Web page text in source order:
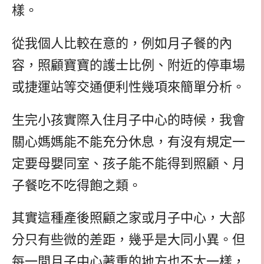
樣。
從我個人比較在意的，例如月子餐的內
容，照顧寶寶的護士比例、附近的停車場
或捷運站等交通便利性幾項來簡單分析。
生完小孩實際入住月子中心的時候，我會
關心媽媽能不能充分休息，有沒有規定一
定要母嬰同室、孩子能不能得到照顧、月
子餐吃不吃得飽之類。
其實這種產後照顧之家或月子中心，大部
分只有些微的差距，幾乎是大同小異。但